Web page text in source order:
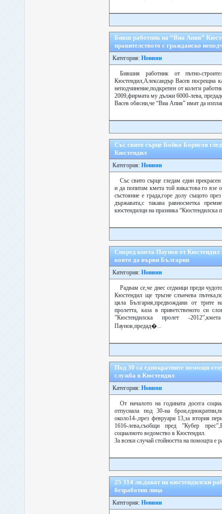
Бивш работник на “Виа Апия”
правителството с гражданско
Категория: Новини
Бившия работник от пътно-
Кюстендил,Александър Васев посрещна
неподчинение,подкрепен от колеги
2009,фирмата му дължи 6000-лева,
Васев обясни,че “Виа Апия” имат да
Със свито сърце Бойко Борисов
Кюстендил
Категория: Новини
Със свито сърце гледам един
и да попитам кмета той вика:това го взе
състояние е града,горе долу същото
държавата,с такава равносметка
кюстендилци на празника “Кюстендилска
Според кмета Паунов от Кюстендил
която да върви България
Категория: Новини
Радвам се,че днес седмици преди
Кюстендил ще тръгне слънчева
цяла България,предвождани от трите
пролетта, каза в приветственото си
”Кюстендилска пролет -
Паунов,предад�...
Под 30 са еднократните помощи
служба в Кюстендил
Категория: Новини
От началото на годината досега
отпуснала под 30-на
около14-,през февруари 13,за втория
1616-лева,съобщи пред ”Кубер
социалното ведомство в Кюстендил.
За всеки случай стойността на помощта е
25 314 лв.дават на кюстендилски
безработни лица
Категория: Новини